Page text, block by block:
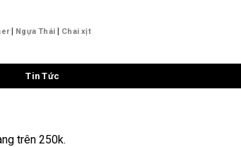
| Ngựa Thái | Chai xịt
Tin Tức
trên 250k.